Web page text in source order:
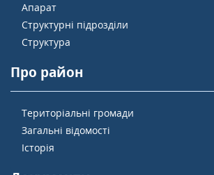
Апарат
Структурні підрозділи
Структура
Про район
Територіальні громади
Загальні відомості
Історія